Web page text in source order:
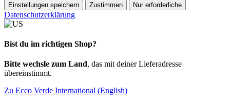
Einstellungen speichern Zustimmen Nur erforderliche
Datenschutzerklärung
Bist du im richtigen Shop?
Bitte wechsle zum Land, das mit deiner Lieferadresse
übereinstimmt.
Zu Ecco Verde International (English)